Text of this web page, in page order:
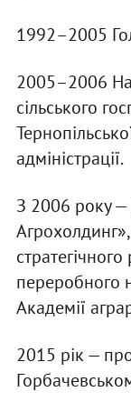
1992–2005
2005–2006
сільського
адміністрації.
З 2006 року —
переробного
Академії
2015 рік —